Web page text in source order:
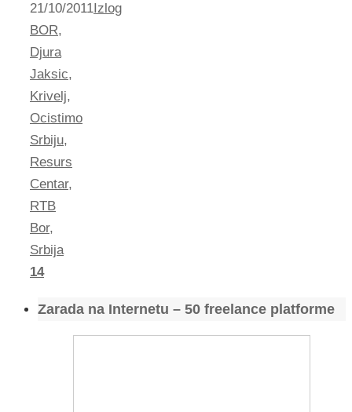
21/10/2011Izlog
BOR,
Djura
Jaksic,
Krivelj,
Ocistimo
Srbiju,
Resurs
Centar,
RTB
Bor,
Srbija
14
Zarada na Internetu – 50 freelance platforme